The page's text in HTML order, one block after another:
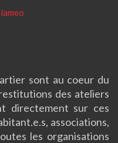
sont au coeur du
des ateliers
directement sur ces
associations,
les organisations